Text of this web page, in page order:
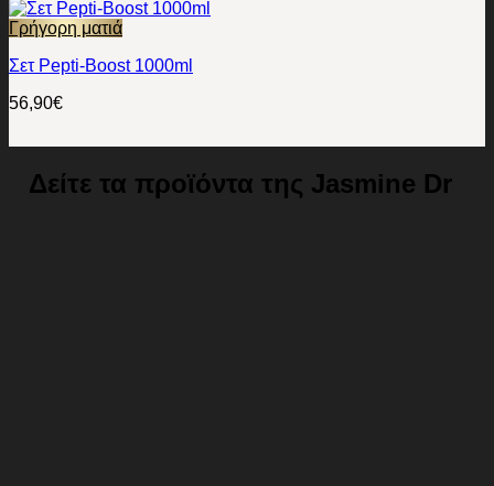
Γρήγορη ματιά
Σετ Pepti-Boost 1000ml
56,90€
Δείτε τα προϊόντα της Jasmine Dr